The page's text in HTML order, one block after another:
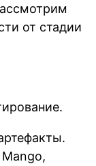
от стадии